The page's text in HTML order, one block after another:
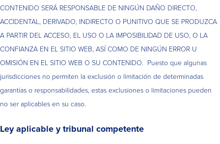
CONTENIDO SERÁ RESPONSABLE DE NINGÚN DAÑO DIRECTO,
ACCIDENTAL, DERIVADO, INDIRECTO O PUNITIVO QUE SE PRODUZCA
A PARTIR DEL ACCESO, EL USO O LA IMPOSIBILIDAD DE USO, O LA
CONFIANZA EN EL SITIO WEB, ASÍ COMO DE NINGÚN ERROR U
OMISIÓN EN EL SITIO WEB O SU CONTENIDO. Puesto que algunas
jurisdicciones no permiten la exclusión o limitación de determinadas
garantías o responsabilidades, estas exclusiones o limitaciones pueden
no ser aplicables en su caso.
Ley aplicable y tribunal competente